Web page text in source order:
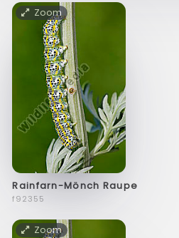
Zoom
Rainfarn-Mönch Raupe
f92355
Zoom